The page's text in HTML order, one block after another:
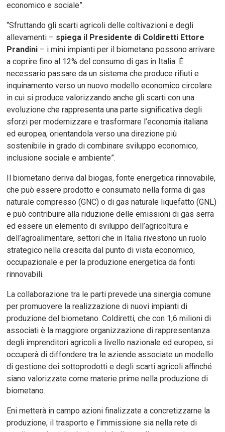
economico e sociale”.
“Sfruttando gli scarti agricoli delle coltivazioni e degli
allevamenti – spiega il Presidente di Coldiretti Ettore
Prandini – i mini impianti per il biometano possono arrivare
a coprire fino al 12% del consumo di gas in Italia. È
necessario passare da un sistema che produce rifiuti e
inquinamento verso un nuovo modello economico circolare
in cui si produce valorizzando anche gli scarti con una
evoluzione che rappresenta una parte significativa degli
sforzi per modernizzare e trasformare l’economia italiana
ed europea, orientandola verso una direzione più
sostenibile in grado di combinare sviluppo economico,
inclusione sociale e ambiente”.
Il biometano deriva dal biogas, fonte energetica rinnovabile,
che può essere prodotto e consumato nella forma di gas
naturale compresso (GNC) o di gas naturale liquefatto (GNL)
e può contribuire alla riduzione delle emissioni di gas serra
ed essere un elemento di sviluppo dell’agricoltura e
dell’agroalimentare, settori che in Italia rivestono un ruolo
strategico nella crescita dal punto di vista economico,
occupazionale e per la produzione energetica da fonti
rinnovabili.
La collaborazione tra le parti prevede una sinergia comune
per promuovere la realizzazione di nuovi impianti di
produzione del biometano. Coldiretti, che con 1,6 milioni di
associati è la maggiore organizzazione di rappresentanza
degli imprenditori agricoli a livello nazionale ed europeo, si
occuperà di diffondere tra le aziende associate un modello
di gestione dei sottoprodotti e degli scarti agricoli affinché
siano valorizzate come materie prime nella produzione di
biometano.
Eni metterà in campo azioni finalizzate a concretizzarne la
produzione, il trasporto e l’immissione sia nella rete di